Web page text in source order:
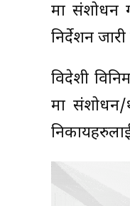
मा संशोधन
निर्देशन
विदेशी
मा संशोधन/